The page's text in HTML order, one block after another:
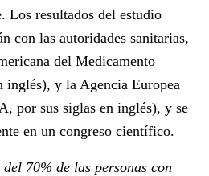
Los resultados del estudio
con las autoridades sanitarias,
del Medicamento
inglés), y la Agencia Europea
por sus siglas en inglés), y se
en un congreso científico.
70% de las personas con